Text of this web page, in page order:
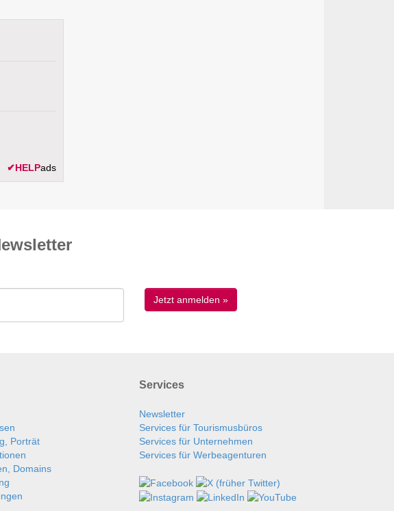
✔HELPads
Porträt
Domains
Services
Newsletter
Services für Tourismusbüros
Services für Unternehmen
Services für Werbeagenturen